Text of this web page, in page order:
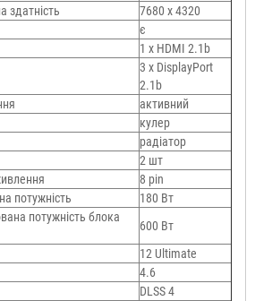
здатність
7680 x 4320
є
1 x HDMI 2.1b
3 x DisplayPort
2.1b
активний
кулер
радіатор
2 шт
8 pin
потужність
180 Вт
потужність блока
600 Вт
12 Ultimate
4.6
DLSS 4